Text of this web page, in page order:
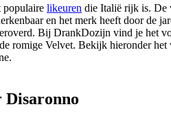
populaire likeuren die Italië rijk is. De
en het merk heeft door de
Bij DrankDozijn vind je het
romige Velvet. Bekijk hieronder het
Disaronno